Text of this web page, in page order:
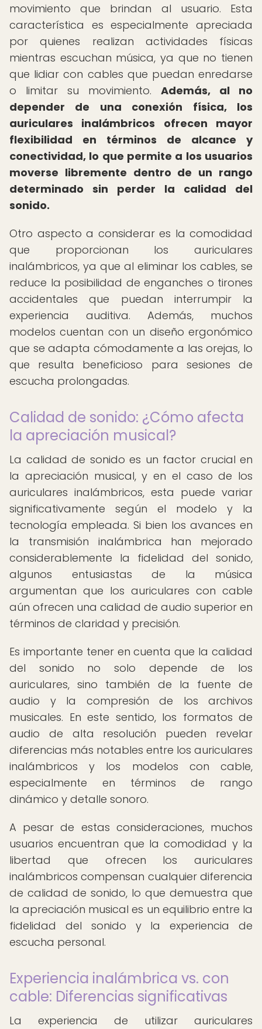
movimiento que brindan al usuario. Esta
característica es especialmente apreciada
por quienes realizan actividades físicas
mientras escuchan música, ya que no tienen
que lidiar con cables que puedan enredarse
o limitar su movimiento. Además, al no
depender de una conexión física, los
auriculares inalámbricos ofrecen mayor
flexibilidad en términos de alcance y
conectividad, lo que permite a los usuarios
moverse libremente dentro de un rango
determinado sin perder la calidad del
sonido.
Otro aspecto a considerar es la comodidad
que proporcionan los auriculares
inalámbricos, ya que al eliminar los cables, se
reduce la posibilidad de enganches o tirones
accidentales que puedan interrumpir la
experiencia auditiva. Además, muchos
modelos cuentan con un diseño ergonómico
que se adapta cómodamente a las orejas, lo
que resulta beneficioso para sesiones de
escucha prolongadas.
Calidad de sonido: ¿Cómo afecta
la apreciación musical?
La calidad de sonido es un factor crucial en
la apreciación musical, y en el caso de los
auriculares inalámbricos, esta puede variar
significativamente según el modelo y la
tecnología empleada. Si bien los avances en
la transmisión inalámbrica han mejorado
considerablemente la fidelidad del sonido,
algunos entusiastas de la música
argumentan que los auriculares con cable
aún ofrecen una calidad de audio superior en
términos de claridad y precisión.
Es importante tener en cuenta que la calidad
del sonido no solo depende de los
auriculares, sino también de la fuente de
audio y la compresión de los archivos
musicales. En este sentido, los formatos de
audio de alta resolución pueden revelar
diferencias más notables entre los auriculares
inalámbricos y los modelos con cable,
especialmente en términos de rango
dinámico y detalle sonoro.
A pesar de estas consideraciones, muchos
usuarios encuentran que la comodidad y la
libertad que ofrecen los auriculares
inalámbricos compensan cualquier diferencia
de calidad de sonido, lo que demuestra que
la apreciación musical es un equilibrio entre la
fidelidad del sonido y la experiencia de
escucha personal.
Experiencia inalámbrica vs. con
cable: Diferencias significativas
La experiencia de utilizar auriculares